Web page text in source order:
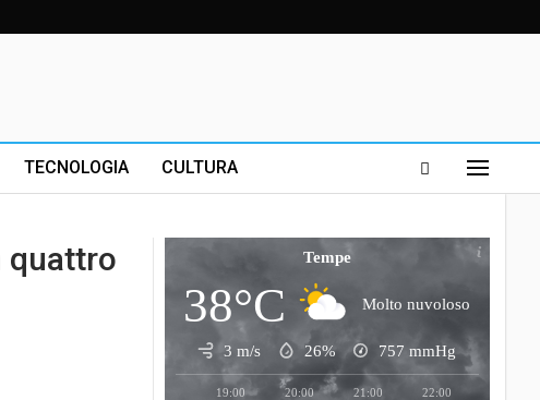
TECNOLOGIA CULTURA
quattro
Tempe
38°C Molto nuvoloso
3 m/s 26% 757 mmHg
19:00 20:00 21:00 22:00